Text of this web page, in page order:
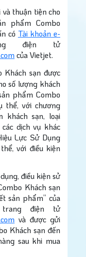
thuận tiện cho
phẩm Combo
có Tài khoản e-
điện tử
của Vietjet.
Khách sạn được
số lượng khách
phẩm Combo
thể, với chương
sạn, loại
dịch vụ khác
Lực Sử Dụng
với điều kiện
điều kiện sử
Khách sạn
sản phẩm” của
điện tử
và được gửi
Khách sạn đến
sau khi mua